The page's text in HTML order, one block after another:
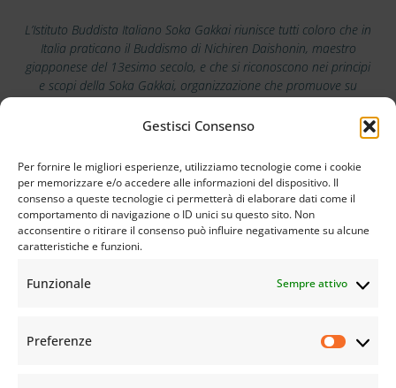
Gestisci Consenso
Per fornire le migliori esperienze, utilizziamo tecnologie come i cookie
per memorizzare e/o accedere alle informazioni del dispositivo. Il
consenso a queste tecnologie ci permetterà di elaborare dati come il
comportamento di navigazione o ID unici su questo sito. Non
acconsentire o ritirare il consenso può influire negativamente su alcune
caratteristiche e funzioni.
Funzionale Sempre attivo
Preferenze
L’Istituto Buddista Italiano Soka Gakkai riunisce tutti coloro che in
Italia praticano il Buddismo di Nichiren Daishonin, maestro
giapponese del 13esimo secolo, e che si riconoscono nei principi
e scopi della Soka Gakkai, organizzazione che promuove su